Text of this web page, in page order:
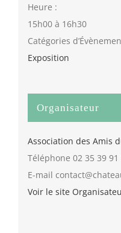
Heure :
15h00 à 16h30
Catégories
Exposition
Organisateur
Association des Amis
Téléphone 02 35 39 91
E-mail
Voir le site